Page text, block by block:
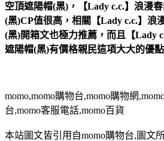
空頂遮陽帽(黑)，【Lady c.c.】浪漫
(黑)CP值很高，相關【Lady c.c.】浪
(黑)開箱文也極力推薦，而且【Lady
遮陽帽(黑)有價格親民這項大大的優點
momo,momo購物台,momo購物網
台,momo客服電話,momo百貨
本站圖文皆引用自momo購物台,圖文